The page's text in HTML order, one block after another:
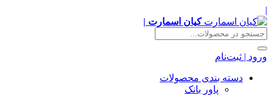
|
کیان اسمارت |
ورود | ثبت‌نام
دسته بندی محصولات
پاور بانک